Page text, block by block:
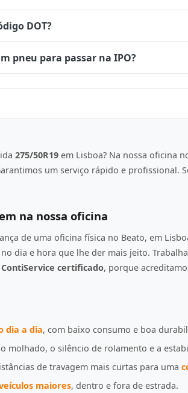
DOT?
pneu para passar na IPO?
275/50R19 em Lisboa? Na nossa oficina
um serviço rápido e profissional.
na nossa oficina
de uma oficina física no Beato, em
dia e hora que lhe der mais jeito.
certificado, porque
dia a dia, com baixo consumo e boa
molhado, o silêncio de rolamento e a
de travagem mais curtas para uma
maiores, dentro e fora de estrada.